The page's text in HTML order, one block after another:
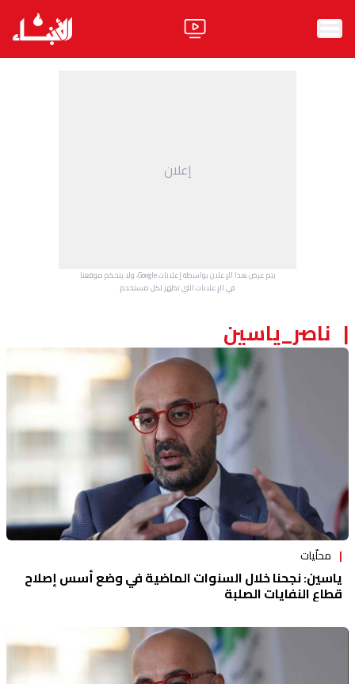
ثقافة ومجتمع
إعلان
يتم عرض هذا الإعلان بواسطة إعلانات Google، ولا يتحكم موقعنا
في الإعلانات التي تظهر لكل مستخدم.
ناصر_ياسين
محلّيات
ياسين: نجحنا خلال السنوات الماضية في وضع أسس إصلاح
قطاع النفايات الصلبة